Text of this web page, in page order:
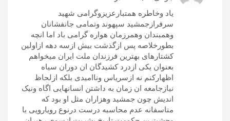
یاد وخاطره همتبارعزیزوگرامی شهید
سرفرازجمشید سپهوند وتمامی جانفشانان
وهمبندان وهمرزمان هواره گرامی باد اما انچه
بطورخلاصه پس ازگذشت بیش ازسه دهه ازاولین
کشتارهای بهترین فرزندان ملت ایران میخواهم
بعنوان یکی ازدرد کشیدگان ان دوران سیاه
اظهارکنم نه ازسریاس وناامیدی بلکه ازلحاظ
نیازجامعه ان زمان به داشتن انسانهایی اگاه ونیک
اندیش چون جمشید وهزاران مثل او بود که
متاسفانه عدم محاسبه درست درنوع رویارویی با